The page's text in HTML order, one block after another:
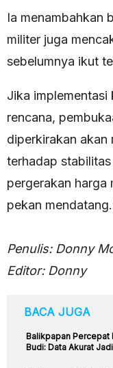
Ia menambahkan
militer juga
sebelumnya ikut
Jika implementasi
rencana,
diperkirakan akan
terhadap
pergerakan harga
pekan
Penulis: Donny
Editor: Donny
BACA JUGA
Balikpapan Percepat
Budi: Data Akurat